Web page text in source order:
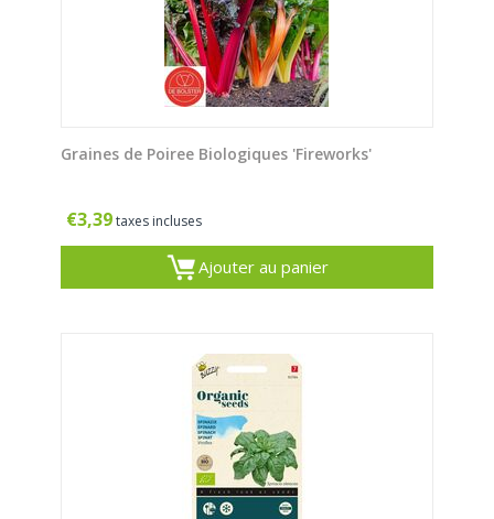
Graines de Poiree Biologiques 'Fireworks'
€3,39taxes incluses
Ajouter au panier